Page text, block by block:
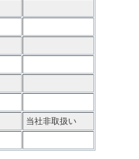
当社非取扱い